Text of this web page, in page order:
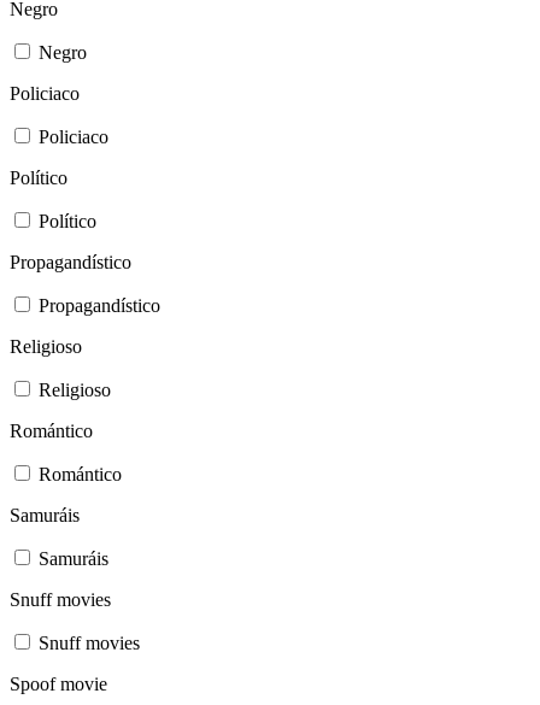
Negro
Negro
Policiaco
Policiaco
Político
Político
Propagandístico
Propagandístico
Religioso
Religioso
Romántico
Romántico
Samuráis
Samuráis
Snuff movies
Snuff movies
Spoof movie